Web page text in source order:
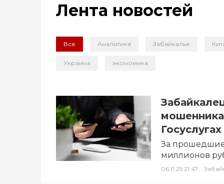
Лента новостей
Все Аналитика Забайкалье
Украина экономика
Госуслугах
За
миллионов
возраста и
06.11.25 21:47